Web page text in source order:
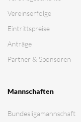
Vereinserfolge
Eintrittspreise
Anträge
Partner & Sponsoren
Mannschaften
Bundesligamannschaft